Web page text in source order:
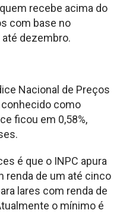
recebe acima do
com base no
dezembro.
Nacional de Preços
conhecido como
ficou em 0,58%,
é que o INPC apura
renda de um até cinco
lares com renda de
o mínimo é